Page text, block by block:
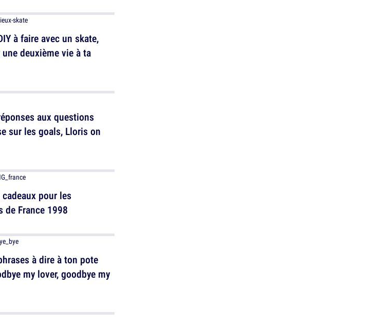
à faire avec un skate,
deuxième vie à ta
aux questions
sur les goals, Lloris on
pour les
de France 1998
à dire à ton pote
my lover, goodbye my